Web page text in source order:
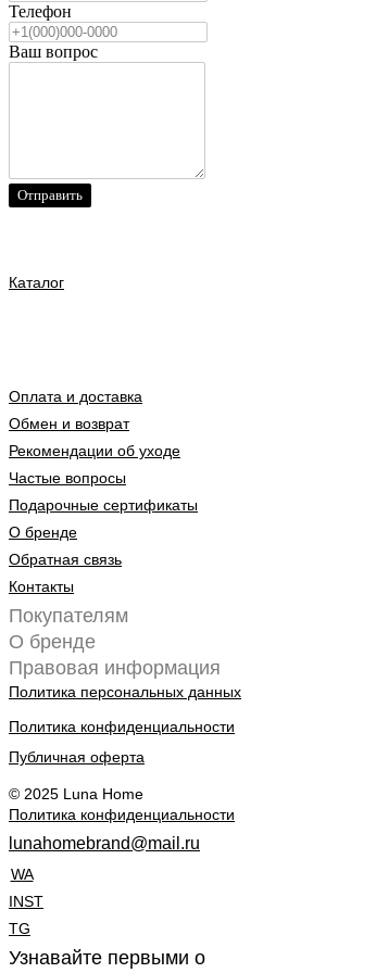
Каталог
Оплата и доставка
Обмен и возврат
Рекомендации об уходе
Частые вопросы
Подарочные сертификаты
О бренде
Обратная связь
Контакты
Покупателям
О бренде
Правовая информация
Политика персональных данных
Политика конфиденциальности
Публичная оферта
© 2025 Luna Home
Политика конфиденциальности
lunahomebrand@mail.ru
WA
INST
TG
Узнавайте первыми о
Телефон
Ваш вопрос
Отправить